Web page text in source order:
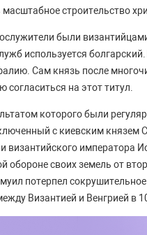
строительство
были
используется
Сам князь после
на этот титул.
которого были
с киевским князем
византийского императора
своих земель от
потерпел
Византией и Венгрией в